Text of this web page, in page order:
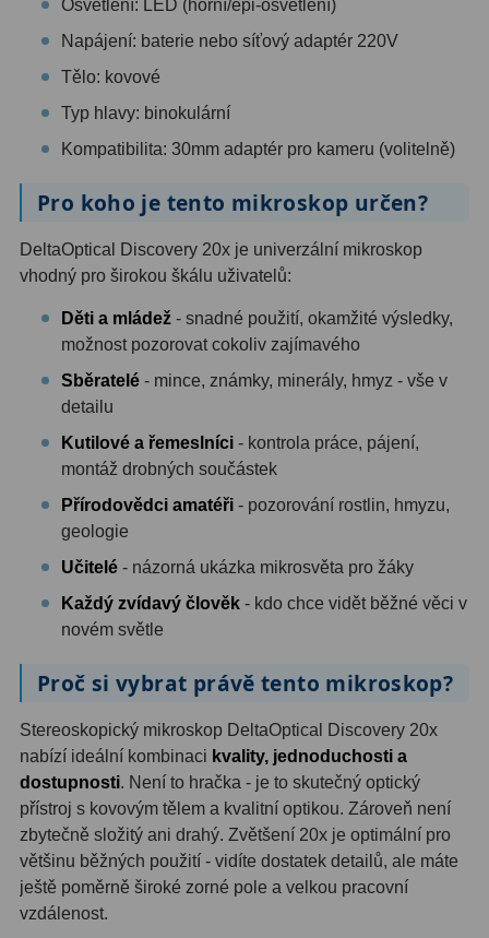
Kamery3
Preparáty2
Mikroskopicke sady3
Meteostanice
Domácí21
Pokročilé
Profesionální
Čidla 2
Foto stativy10
Ostatní179
Lupy69
Dárkové poukazy29
Kufry a tašky 64
Ostatní6
Bazar11
Dalekohledy8
Okuláry1
Osvětlení: LED (horní/epi-osvětlení)
Napájení: baterie nebo síťový adaptér 220V
Tělo: kovové
Typ hlavy: binokulární
Kompatibilita: 30mm adaptér pro kameru (volitelně)
Pro koho je tento mikroskop určen?
DeltaOptical Discovery 20x je univerzální mikroskop
vhodný pro širokou škálu uživatelů:
Děti a mládež - snadné použití, okamžité výsledky,
možnost pozorovat cokoliv zajímavého
Sběratelé - mince, známky, minerály, hmyz - vše v
detailu
Kutilové a řemeslníci - kontrola práce, pájení,
montáž drobných součástek
Přírodovědci amatéři - pozorování rostlin, hmyzu,
geologie
Učitelé - názorná ukázka mikrosvěta pro žáky
Každý zvídavý člověk - kdo chce vidět běžné věci v
novém světle
Proč si vybrat právě tento mikroskop?
Stereoskopický mikroskop DeltaOptical Discovery 20x
nabízí ideální kombinaci kvality, jednoduchosti a
dostupnosti. Není to hračka - je to skutečný optický
přístroj s kovovým tělem a kvalitní optikou. Zároveň není
zbytečně složitý ani drahý. Zvětšení 20x je optimální pro
většinu běžných použití - vidíte dostatek detailů, ale máte
ještě poměrně široké zorné pole a velkou pracovní
vzdálenost.